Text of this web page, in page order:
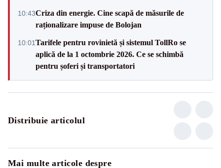
10:43Criza din energie. Cine scapă de măsurile de
raționalizare impuse de Bolojan
10:01Tarifele pentru rovinietă și sistemul TollRo se
aplică de la 1 octombrie 2026. Ce se schimbă
pentru șoferi și transportatori
Distribuie articolul
Mai multe articole despre